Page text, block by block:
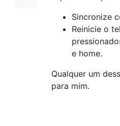
Sincronize
Reinicie o
e home.
Qualquer um
para mim.